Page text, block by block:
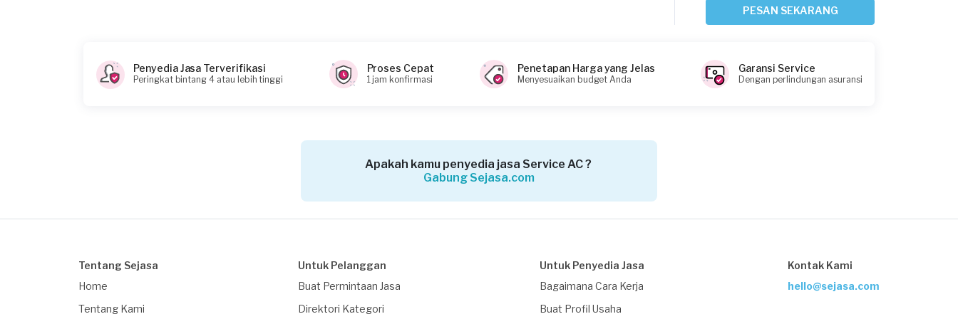
Catatan
Request Fulfilled
Citra Kastilong requested Service AC
PESAN SEKARANG
Penyedia Jasa Terverifikasi
Peringkat bintang 4 atau lebih tinggi
Proses Cepat
1 jam konfirmasi
Penetapan Harga yang Jelas
Menyesuaikan budget Anda
Garansi Service
Dengan perlindungan asuransi
Apakah kamu penyedia jasa Service AC ?
Gabung Sejasa.com
Tentang Sejasa
Home
Tentang Kami
Untuk Pelanggan
Buat Permintaan Jasa
Direktori Kategori
Untuk Penyedia Jasa
Bagaimana Cara Kerja
Buat Profil Usaha
Kontak Kami
hello@sejasa.com